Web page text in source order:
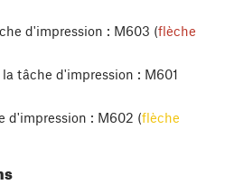
d'impression : M603 (flèche
tâche d'impression : M601
d'impression : M602 (flèche